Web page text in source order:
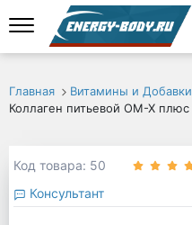
Главная Витамины и Добавки
Коллаген питьевой ОМ-Х плюс
Код товара: 50
Консультант